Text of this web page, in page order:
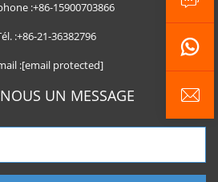
:+86-15900703866
:+86-21-36382796
:[email protected]
UN MESSAGE